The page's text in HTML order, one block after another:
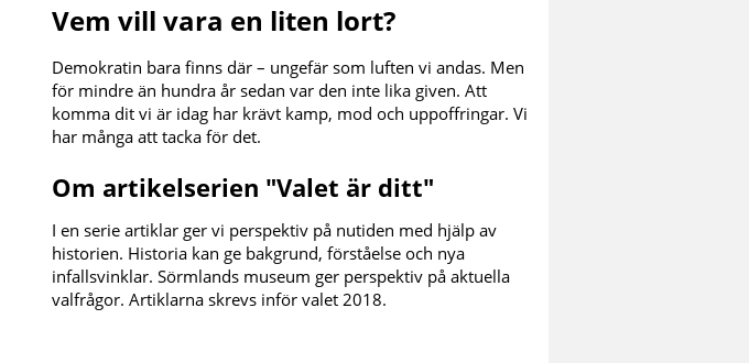
Vem vill vara en liten lort?
Demokratin bara finns där – ungefär som luften vi andas. Men
för mindre än hundra år sedan var den inte lika given. Att
komma dit vi är idag har krävt kamp, mod och uppoffringar. Vi
har många att tacka för det.
Om artikelserien "Valet är ditt"
I en serie artiklar ger vi perspektiv på nutiden med hjälp av
historien. Historia kan ge bakgrund, förståelse och nya
infallsvinklar. Sörmlands museum ger perspektiv på aktuella
valfrågor. Artiklarna skrevs inför valet 2018.